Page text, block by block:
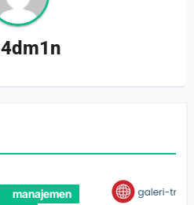
4dm1n
manajemen